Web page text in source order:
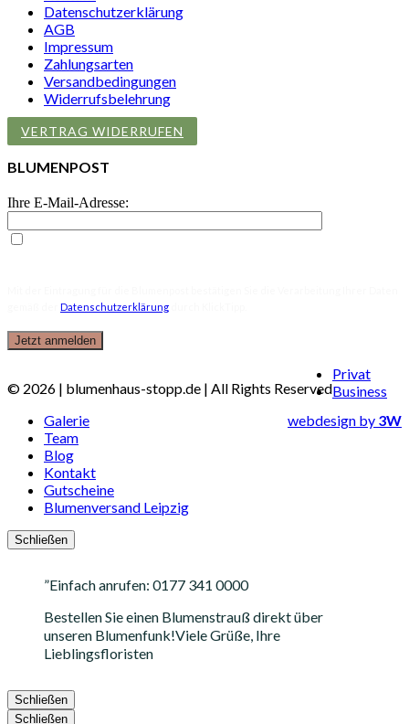
Datenschutzerklärung
AGB
Impressum
Zahlungsarten
Versandbedingungen
Widerrufsbelehrung
VERTRAG WIDERRUFEN
BLUMENPOST
Ihre E-Mail-Adresse:
Datenschutzerklärung
© 2026 | blumenhaus-stopp.de | All Rights Reserved
webdesign by 3W
Close
Menu
Privat
Business
Galerie
Team
Blog
Kontakt
Gutscheine
Blumenversand Leipzig
Schließen
”Einfach anrufen: 0177 341 0000
Bestellen Sie einen Blumenstrauß direkt über
unseren Blumenfunk!Viele Grüße, Ihre
Lieblingsfloristen
Schließen
Schließen